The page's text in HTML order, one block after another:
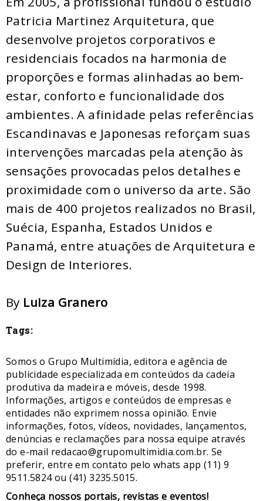
Patricia Martinez Arquitetura, que
desenvolve projetos corporativos e
residenciais focados na harmonia de
proporções e formas alinhadas ao bem-
estar, conforto e funcionalidade dos
ambientes. A afinidade pelas referências
Escandinavas e Japonesas reforçam suas
intervenções marcadas pela atenção às
sensações provocadas pelos detalhes e
proximidade com o universo da arte. São
mais de 400 projetos realizados no Brasil,
Suécia, Espanha, Estados Unidos e
Panamá, entre atuações de Arquitetura e
Design de Interiores.
By Luiza Granero
Tags:
Somos o Grupo Multimídia, editora e agência de
publicidade especializada em conteúdos da cadeia
produtiva da madeira e móveis, desde 1998.
Informações, artigos e conteúdos de empresas e
entidades não exprimem nossa opinião. Envie
informações, fotos, vídeos, novidades, lançamentos,
denúncias e reclamações para nossa equipe através
do e-mail redacao@grupomultimidia.com.br. Se
preferir, entre em contato pelo whats app (11) 9
9511.5824 ou (41) 3235.5015.
​Conheça nossos ​portais, revistas e eventos​!